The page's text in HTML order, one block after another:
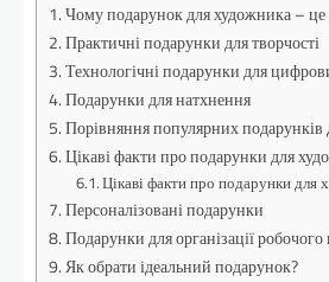
Чому подарунок для художника – це
Практичні подарунки для творчості
Технологічні подарунки для
Подарунки для натхнення
Порівняння популярних подарунків
Цікаві факти про подарунки для
Цікаві факти про подарунки для
Персоналізовані подарунки
Подарунки для організації
Як обрати ідеальний подарунок?